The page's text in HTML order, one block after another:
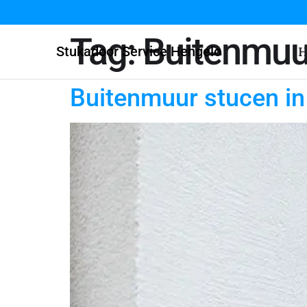
Stukadoor Service Hengelo
Tag:
Buitenmuur stucen